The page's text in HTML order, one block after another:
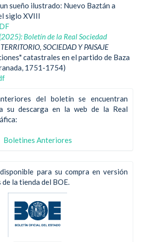
sueño ilustrado: Nuevo Baztán a
siglo XVIII
Boletín de la Real Sociedad
SOCIEDAD Y PAISAJE
catastrales en el partido de Baza
1751-1754)
del boletín se encuentran
su descarga en la web de la Real
Boletines Anteriores
para su compra en versión
la tienda del BOE.